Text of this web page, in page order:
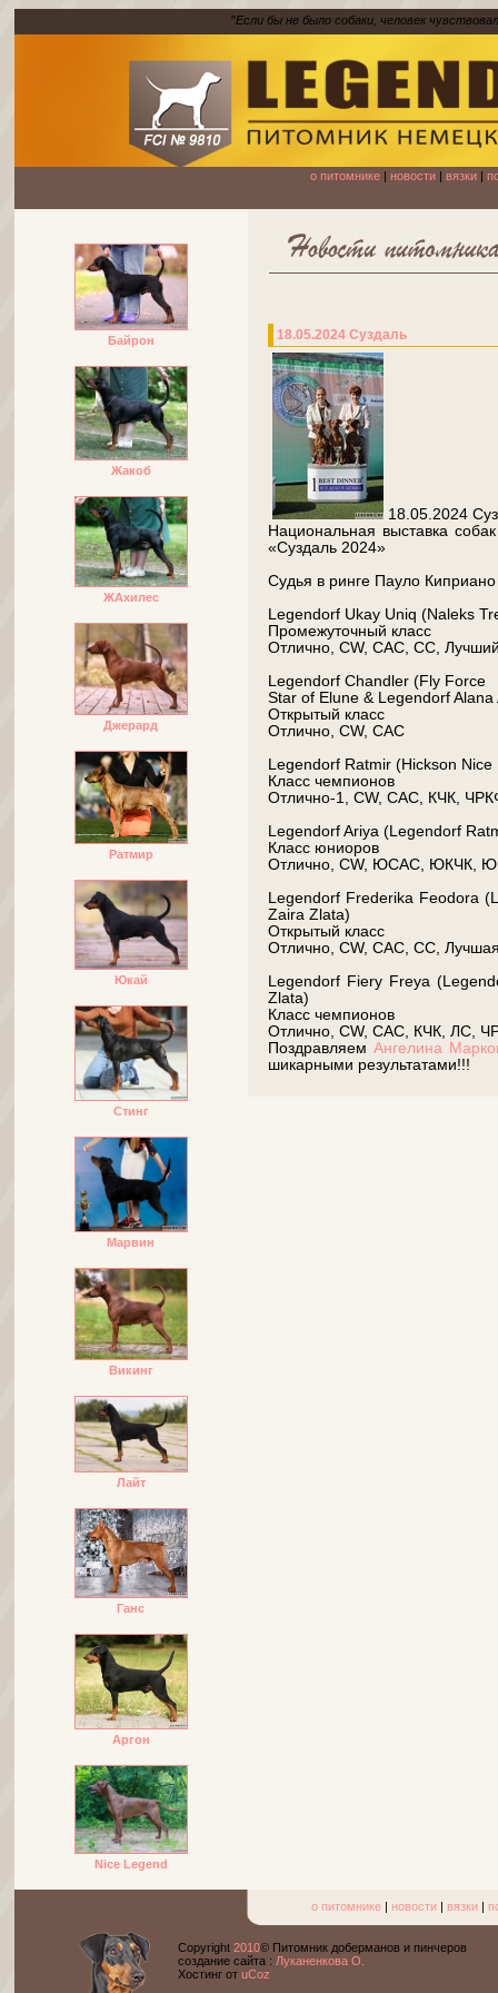
"Если бы не было собаки, человек
о питомнике| новости| вязки|
Байрон
Жакоб
ЖАхилес
Джерард
Ратмир
Юкай
Стинг
Марвин
Викинг
Лайт
Ганс
Аргон
Nice Legend
18.05.2024 Суздаль
18.05.2024
Национальная выставка
«Суздаль 2024»
Судья в ринге Пауло
Legendorf Ukay Uniq (Naleks
Промежуточный класс
Отлично, CW, CAC, СС,
Legendorf Chandler (Fly Force
Star of Elune & Legendorf Alana
Открытый класс
Отлично, CW, CAC
Legendorf Ratmir (Hickson
Класс чемпионов
Отлично-1, CW, САС, КЧК,
Legendorf Ariya (Legendorf
Класс юниоров
Отлично, CW, ЮСАС, ЮКЧК,
Legendorf Frederika Feodora
Zaira Zlata)
Открытый класс
Отлично, CW, САС, СС,
Legendorf Fiery Freya
Zlata)
Класс чемпионов
Отлично, CW, CAC, КЧК, ЛС,
Поздравляем Ангелина
шикарными результатами!!!
о питомнике| новости| вязки|
Copyright 2010© Питомник доберманов и пинчеров
cоздание сайта : Луканенкова О.
Хостинг от uCoz